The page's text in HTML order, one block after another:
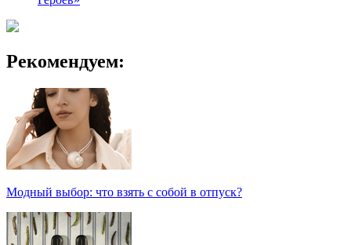
Рекомендуем:
Модный выбор: что взять с собой в отпуск?